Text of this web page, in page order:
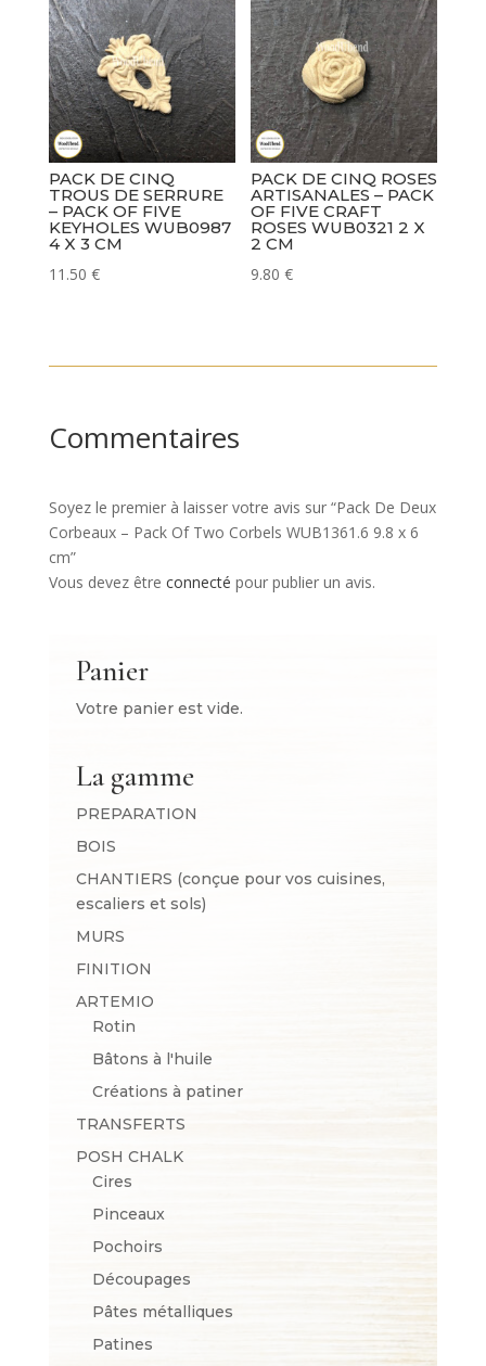
PACK DE CINQ
TROUS DE SERRURE
– PACK OF FIVE
KEYHOLES WUB0987
4 X 3 CM
11.50 €
PACK DE CINQ ROSES
ARTISANALES – PACK
OF FIVE CRAFT
ROSES WUB0321 2 X
2 CM
9.80€
Commentaires
Soyez le premier à laisser votre avis sur “Pack De Deux
Corbeaux – Pack Of Two Corbels WUB1361.6 9.8 x 6
cm”
Vous devez être connecté pour publier un avis.
Panier
Votre panier est vide.
La gamme
PREPARATION
BOIS
CHANTIERS (conçue pour vos cuisines,
escaliers et sols)
MURS
FINITION
ARTEMIO
Rotin
Bâtons à l'huile
Créations à patiner
TRANSFERTS
POSH CHALK
Cires
Pinceaux
Pochoirs
Découpages
Pâtes métalliques
Patines